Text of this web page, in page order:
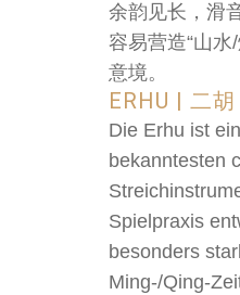
余韵见长，滑
容易营造“山水
意境。
ERHU | 二胡
Die Erhu ist
bekanntesten
Spielpraxis
besonders
Ming-/Qing-